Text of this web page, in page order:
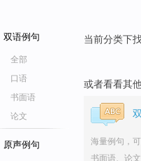
双语例句
全部
口语
书面语
论文
原声例句
当前分类下
或者看看其
海量例句，
书面语、论文